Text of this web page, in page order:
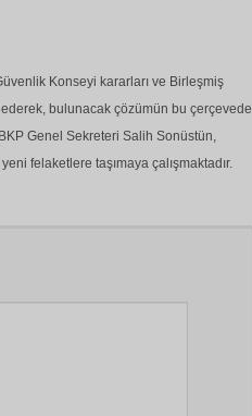
Konseyi kararları ve Birleşmiş
bulunacak çözümün bu çerçevede
Genel Sekreteri Salih Sonüstün,
felaketlere taşımaya çalışmaktadır.